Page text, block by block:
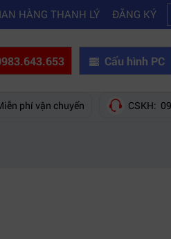
hd giá rẻ nên mua của hãng nào?
HÀNG THANH LÝ ĐĂNG KÝ
Cấu hình PC
phí vận chuyển CSKH: